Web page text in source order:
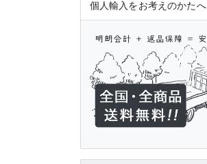
個人輸入をお考えのかたへ